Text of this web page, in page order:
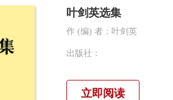
叶剑英选集
作 (编) 者： 叶剑英
出版社：
立即阅读